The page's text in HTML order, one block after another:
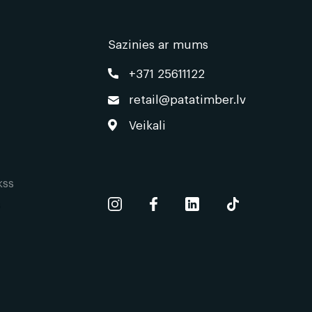
Sazinies ar mums
+371 25611122
retail@patatimber.lv
Veikali